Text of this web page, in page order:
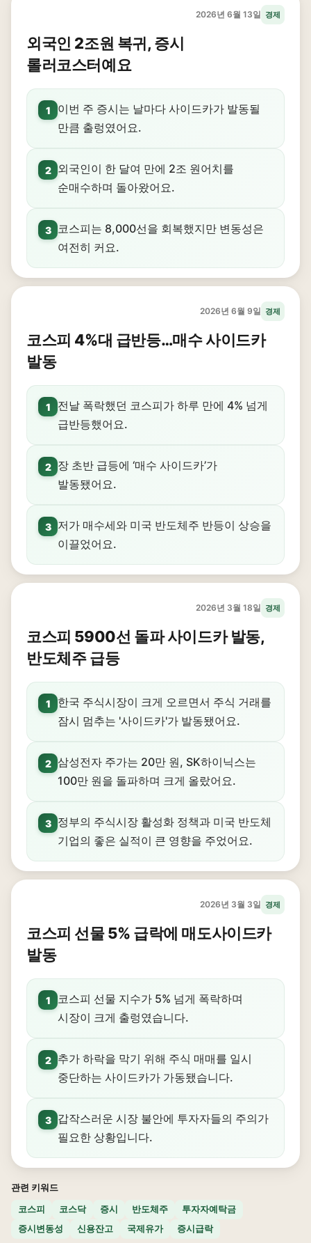
2026년 6월 13일 경제
외국인 2조원 복귀, 증시
롤러코스터예요
1
이번 주 증시는 날마다 사이드카가 발동될
만큼 출렁였어요.
2
외국인이 한 달여 만에 2조 원어치를
순매수하며 돌아왔어요.
3
코스피는 8,000선을 회복했지만 변동성은
여전히 커요.
2026년 6월 9일 경제
코스피 4%대 급반등…매수 사이드카
발동
1
전날 폭락했던 코스피가 하루 만에 4% 넘게
급반등했어요.
2
장 초반 급등에 ‘매수 사이드카’가
발동됐어요.
3
저가 매수세와 미국 반도체주 반등이 상승을
이끌었어요.
2026년 3월 18일 경제
코스피 5900선 돌파 사이드카 발동,
반도체주 급등
1
한국 주식시장이 크게 오르면서 주식 거래를
잠시 멈추는 '사이드카'가 발동됐어요.
2 삼성전자 주가는 20만 원, SK하이닉스는
100만 원을 돌파하며 크게 올랐어요.
3
정부의 주식시장 활성화 정책과 미국 반도체
기업의 좋은 실적이 큰 영향을 주었어요.
2026년 3월 3일 경제
코스피 선물 5% 급락에 매도사이드카
발동
1
코스피 선물 지수가 5% 넘게 폭락하며
시장이 크게 출렁였습니다.
2
추가 하락을 막기 위해 주식 매매를 일시
중단하는 사이드카가 가동됐습니다.
3
갑작스러운 시장 불안에 투자자들의 주의가
필요한 상황입니다.
관련 키워드
코스피
코스닥 증시 반도체주
투자자예탁금
증시변동성
신용잔고 국제유가 증시급락